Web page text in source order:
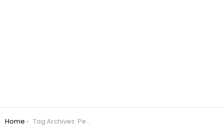
You are here:
Home Tag Archives: Petőfi Sándor legismertebb versei